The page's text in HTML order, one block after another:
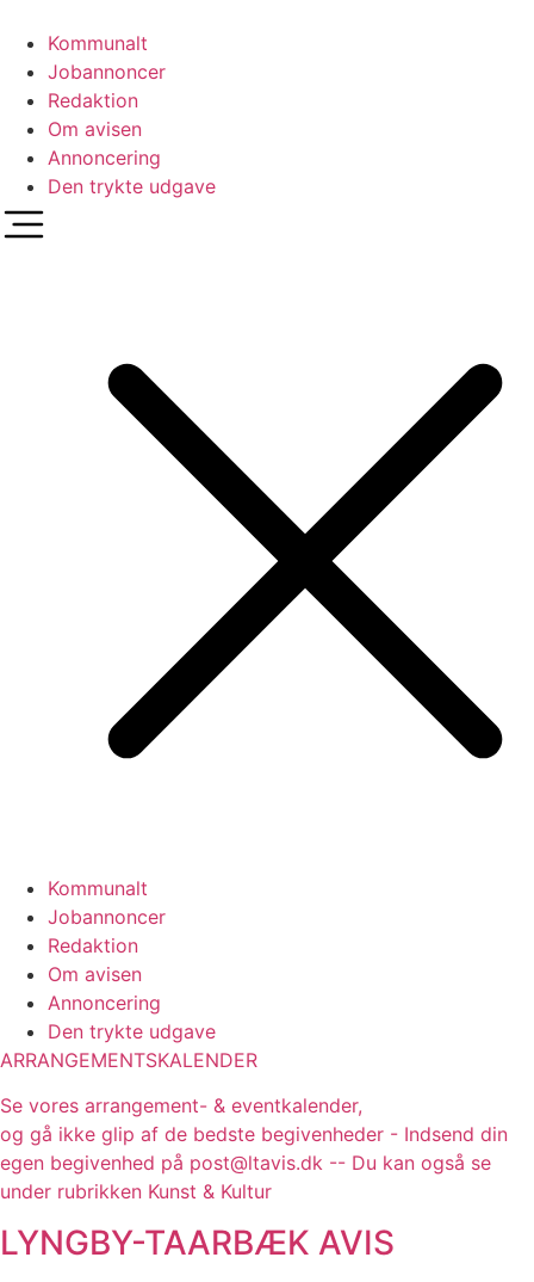
indhold
Kommunalt
Jobannoncer
Redaktion
Om avisen
Annoncering
Den trykte udgave
Kommunalt
Jobannoncer
Redaktion
Om avisen
Annoncering
Den trykte udgave
ARRANGEMENTSKALENDER
Se vores arrangement- & eventkalender,
og gå ikke glip af de bedste begivenheder - Indsend din
egen begivenhed på post@ltavis.dk -- Du kan også se
under rubrikken Kunst & Kultur
LYNGBY-TAARBÆK AVIS